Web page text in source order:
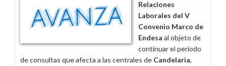
Relaciones
Laborales del V
Convenio Marco de
Endesa al objeto de
continuar el período
de consultas que afecta a las centrales de Candelaria,